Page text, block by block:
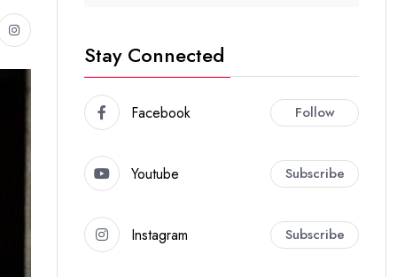
Stay Connected
Facebook Follow
Youtube Subscribe
Instagram Subscribe